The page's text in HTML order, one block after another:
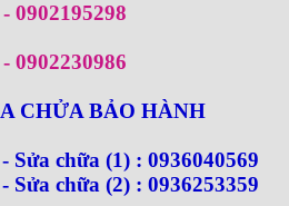
0902195298
0902230986
CHỬA BẢO HÀNH
Sửa chữa (1) : 0936040569
Sửa chữa (2) : 0936253359